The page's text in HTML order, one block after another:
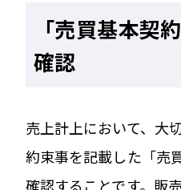
「売買基本契
確認
売上計上において、大
約束事を記載した「売
確認することです。販